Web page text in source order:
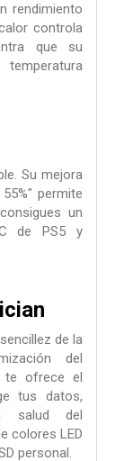
rendimiento
controla
que su
temperatura
Su mejora
permite
un
de PS5 y
de la
del
te ofrece el
tus datos,
salud del
colores LED
personal.